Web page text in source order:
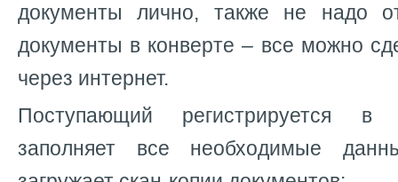
документы лично, также не надо
документы в конверте – все можно
через интернет.
Поступающий регистрируется в
заполняет все необходимые